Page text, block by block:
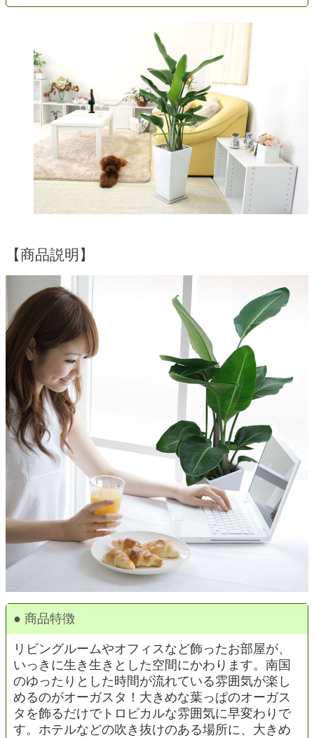
【商品説明】
● 商品特徴
リビングルームやオフィスなど飾ったお部屋が、
いっきに生き生きとした空間にかわります。南国
のゆったりとした時間が流れている雰囲気が楽し
めるのがオーガスタ！大きめな葉っぱのオーガス
タを飾るだけでトロピカルな雰囲気に早変わりで
す。ホテルなどの吹き抜けのある場所に、大きめ